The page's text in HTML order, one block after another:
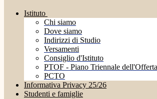
Istituto
Chi siamo
Dove siamo
Indirizzi di Studio
Versamenti
Consiglio d'Istituto
PTOF - Piano Triennale
PCTO
Informativa Privacy 25/26
Studenti e famiglie